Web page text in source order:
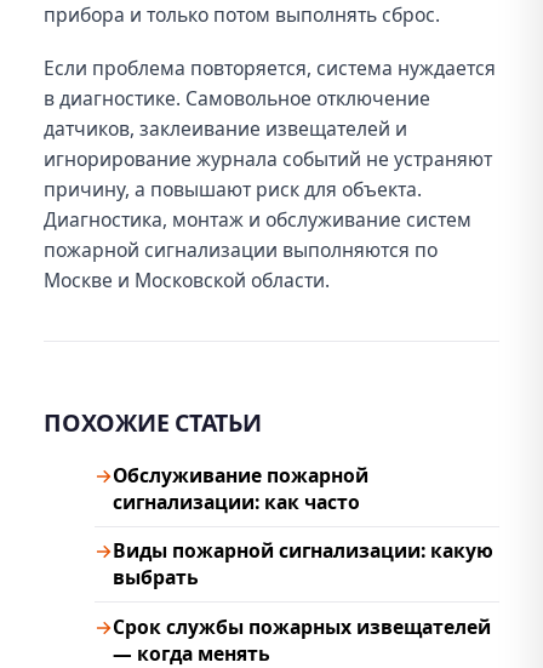
прибора и только потом выполнять сброс.
Если проблема повторяется, система нуждается
в диагностике. Самовольное отключение
датчиков, заклеивание извещателей и
игнорирование журнала событий не устраняют
причину, а повышают риск для объекта.
Диагностика, монтаж и обслуживание систем
пожарной сигнализации выполняются по
Москве и Московской области.
ПОХОЖИЕ СТАТЬИ
Обслуживание пожарной
сигнализации: как часто
Виды пожарной сигнализации: какую
выбрать
Срок службы пожарных извещателей
— когда менять